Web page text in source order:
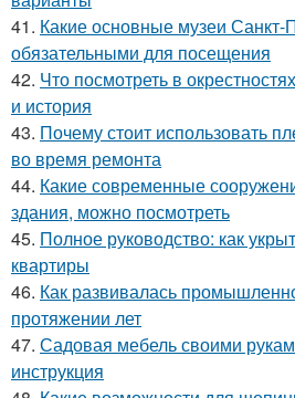
41. Какие основные музеи Санкт-
обязательными для посещения
42. Что посмотреть в
и история
43. Почему стоит использовать
во время ремонта
44. Какие современные
здания, можно посмотреть
45. Полное руководство: как
квартиры
46. Как развивалась
протяжении лет
47. Садовая мебель своими
инструкция